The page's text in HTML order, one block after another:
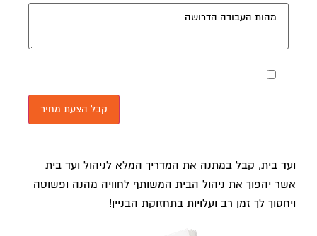
ועד בית, קבל במתנה את המדריך המלא לניהול ועד בית
אשר יהפוך את ניהול הבית המשותף לחוויה מהנה ופשוטה
ויחסוך לך זמן רב ועלויות בתחזוקת הבניין!